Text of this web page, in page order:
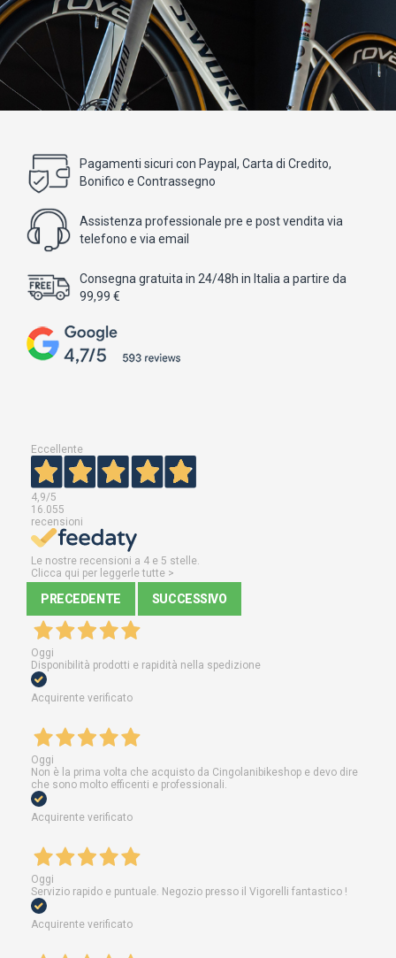
Pagamenti sicuri con Paypal, Carta di Credito,
Bonifico e Contrassegno
Assistenza professionale pre e post vendita via
telefono e via email
Consegna gratuita in 24/48h in Italia a partire da
99,99 €
Eccellente
4,9/5
16.055
recensioni
Le nostre recensioni a 4 e 5 stelle.
Clicca qui per leggerle tutte >
PRECEDENTE SUCCESSIVO
Oggi
Disponibilità prodotti e rapidità nella spedizione
Acquirente verificato
Oggi
Non è la prima volta che acquisto da Cingolanibikeshop e devo dire
che sono molto efficenti e professionali.
Acquirente verificato
Oggi
Servizio rapido e puntuale. Negozio presso il Vigorelli fantastico !
Acquirente verificato